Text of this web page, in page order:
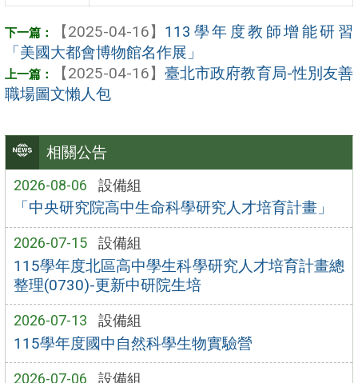
相關公告
2026-08-06 設備組
「中央研究院高中生命科學研究人才培育計畫」
2026-07-15 設備組
115學年度北區高中學生科學研究人才培育計畫總
整理(0730)-更新中研院生培
2026-07-13 設備組
115學年度國中自然科學生物實驗營
2026-07-06 設備組
【2025-04-16】 113學年度教師增能研習
「美國大都會博物館名作展」
【2025-04-16】 臺北市政府教育局-性別友善
職場圖文懶人包